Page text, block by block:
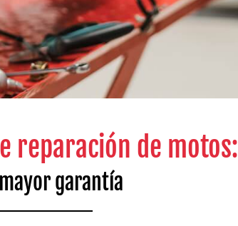
reparación de motos:
garantía